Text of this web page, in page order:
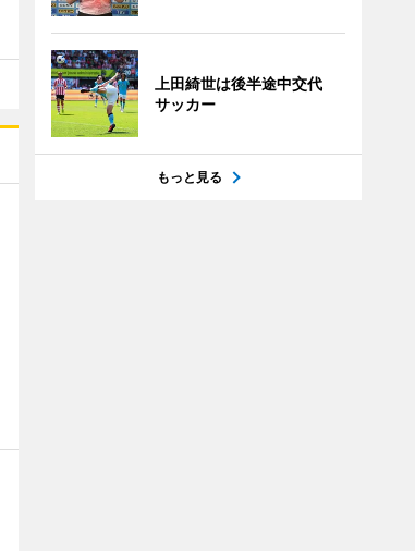
上田綺世は後半途中交代
サッカー
もっと見る